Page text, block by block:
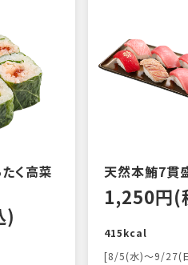
く高菜
)
天然本鮪7貫
1,250円(
415kcal
[8/5(水)～9/27(